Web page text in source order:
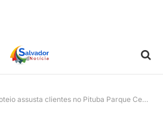
assusta clientes no Pituba Parque Center; segurança e mulher ficam feridos